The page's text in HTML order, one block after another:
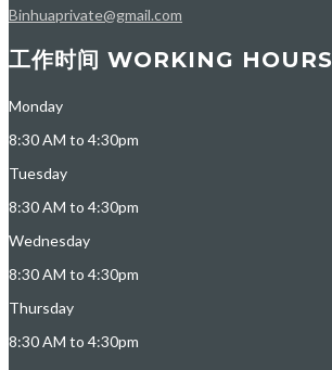
Binhuaprivate@gmail.com
工作时间 WORKING HOURS
Monday
8:30 AM to 4:30pm
Tuesday
8:30 AM to 4:30pm
Wednesday
8:30 AM to 4:30pm
Thursday
8:30 AM to 4:30pm